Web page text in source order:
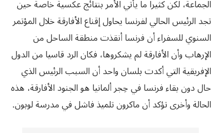
الجماعة، لكن كثيرا ما يأتي الأمر بنتائج عكسية خاصة حين
تجد الرئيس الحالي لفرنسا يحاول إقناع الأفارقة خلال المؤتمر
السنوي للسفراء أن فرنسا أنقذت منطقة الساحل من
الإرهاب وأن الأفارقة لم يشكروها، فكان الرد قاسيا من الدول
الإفريقية التي أكدت بلسان واحد أن السبب الرئيس الذي
حال دون بقاء فرنسا في حِجر ألمانيا هو الجنود الأفارقة، هذه
الحالة وأخرى تؤكد أن ماكرون تلميذ فاشل في مدرسة لوبون.